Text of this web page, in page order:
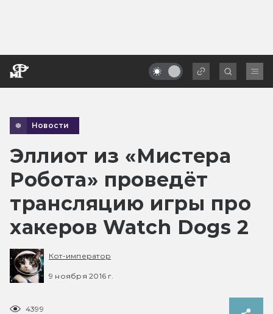
Новости
Эллиот из «Мистера
Робота» проведёт
трансляцию игры про
хакеров Watch Dogs 2
Кот-император
9 ноября 2016 г.
4399